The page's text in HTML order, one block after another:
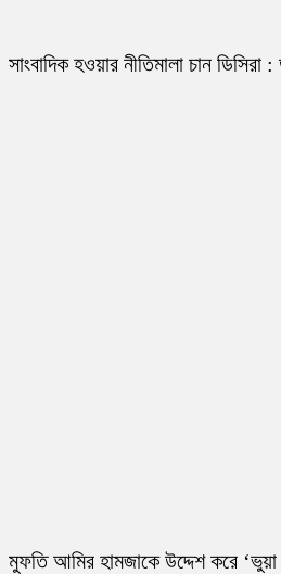
সাংবাদিক হওয়ার নীতিমালা চান
মুফতি আমির হামজাকে উদ্দেশ করে